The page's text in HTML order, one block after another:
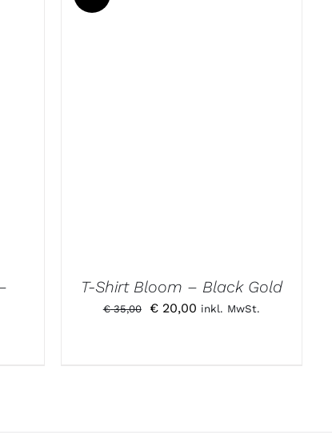
T-Shirt Bloom – Black Gold
€35,00
Ursprünglicher
€20,00Aktueller
inkl. MwSt.